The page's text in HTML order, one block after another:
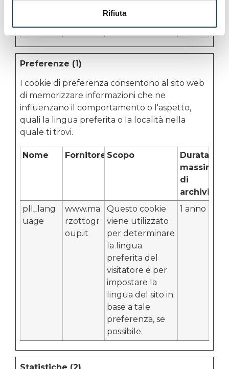
Rifiuta
altre
impostazioni del
sito.
Preferenze (1)
I cookie di preferenza consentono al sito web
di memorizzare informazioni che ne
influenzano il comportamento o l'aspetto,
quali la lingua preferita o la località nella
quale ti trovi.
Nome Fornitore Scopo
Durata
massima
di
pll_lang
uage
www.ma
rzottogr
oup.it
Questo cookie
viene utilizzato
per determinare
la lingua
preferita del
visitatore e per
impostare la
lingua del sito in
base a tale
preferenza, se
possibile.
1 anno